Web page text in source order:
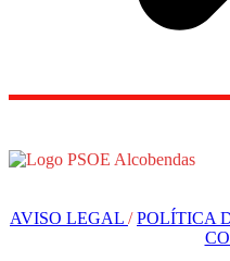
AVISO LEGAL /POLÍTICA